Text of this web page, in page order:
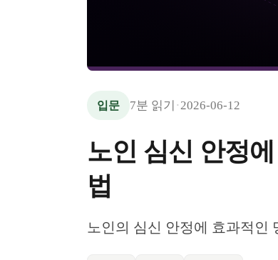
입문 7분 읽기 ·2026-06-12
노인 심신 안정
법
노인의 심신 안정에 효과적인